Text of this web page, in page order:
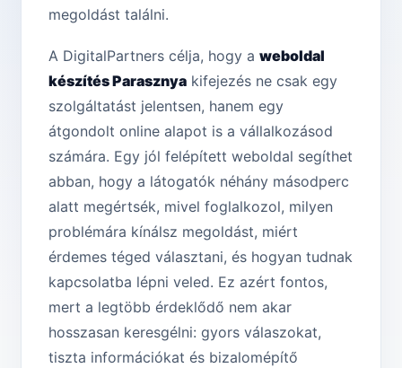
megoldást találni.
A DigitalPartners célja, hogy a weboldal
készítés Parasznya kifejezés ne csak egy
szolgáltatást jelentsen, hanem egy
átgondolt online alapot is a vállalkozásod
számára. Egy jól felépített weboldal segíthet
abban, hogy a látogatók néhány másodperc
alatt megértsék, mivel foglalkozol, milyen
problémára kínálsz megoldást, miért
érdemes téged választani, és hogyan tudnak
kapcsolatba lépni veled. Ez azért fontos,
mert a legtöbb érdeklődő nem akar
hosszasan keresgélni: gyors válaszokat,
tiszta információkat és bizalomépítő